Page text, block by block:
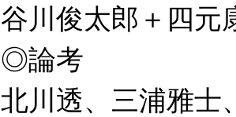
谷川俊太郎＋四元
◎論考
北川透、三浦雅士